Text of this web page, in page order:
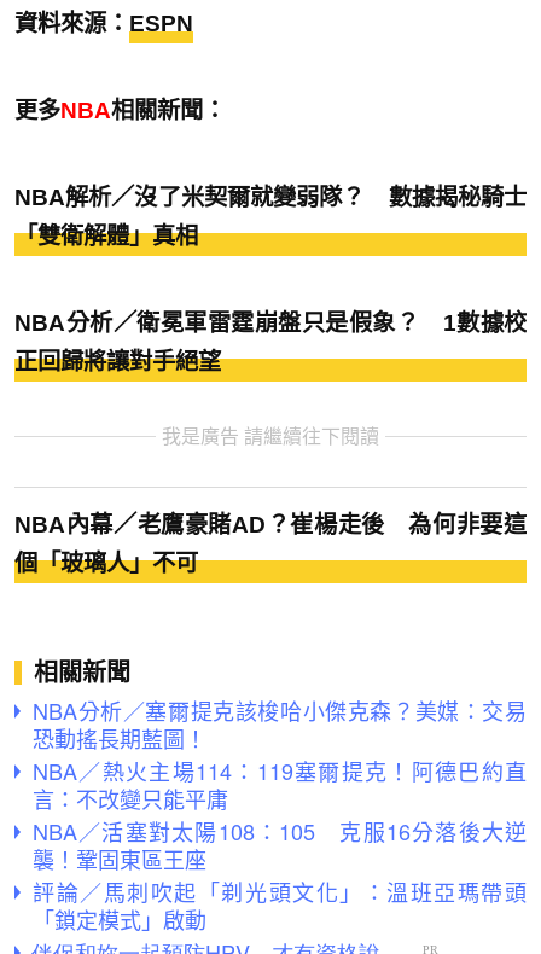
資料來源： ESPN
更多NBA相關新聞：
NBA解析／沒了米契爾就變弱隊？ 數據揭秘騎士
「雙衛解體」真相
NBA分析／衛冕軍雷霆崩盤只是假象？ 1數據校
正回歸將讓對手絕望
我是廣告 請繼續往下閱讀
NBA內幕／老鷹豪賭AD？崔楊走後 為何非要這
個「玻璃人」不可
相關新聞
NBA分析／塞爾提克該梭哈小傑克森？美媒：交易
恐動搖長期藍圖！
NBA／熱火主場114：119塞爾提克！阿德巴約直
言：不改變只能平庸
NBA／活塞對太陽108：105 克服16分落後大逆
襲！鞏固東區王座
評論／馬刺吹起「剃光頭文化」：溫班亞瑪帶頭
「鎖定模式」啟動